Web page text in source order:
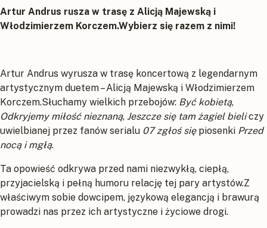
Artur Andrus rusza w trasę z Alicją Majewską i
Włodzimierzem Korczem.Wybierz się razem z nimi!
Artur Andrus wyrusza w trasę koncertową z legendarnym
artystycznym duetem – Alicją Majewską i Włodzimierzem
Korczem.Słuchamy wielkich przebojów: Być kobietą,
Odkryjemy miłość nieznaną, Jeszcze się tam żagiel bieliczy
uwielbianej przez fanów serialu 07 zgłoś siępiosenki Przed
nocą i mgłą.
Ta opowieść odkrywa przed nami niezwykłą, ciepłą,
przyjacielską i pełną humoru relację tej pary artystów.Z
właściwym sobie dowcipem, językową elegancją i brawurą
prowadzi nas przez ich artystyczne i życiowe drogi.